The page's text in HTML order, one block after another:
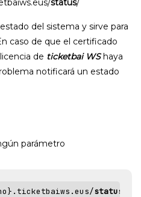
status/
del sistema y sirve para
caso de que el certificado
de ticketbai WShaya
notificará un estado
parámetro
status